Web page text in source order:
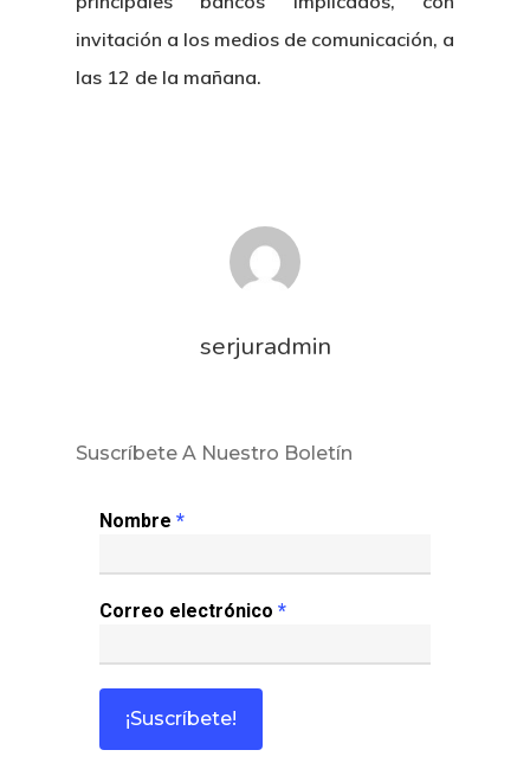
invitación a los medios de comunicación, a
las 12 de la mañana.
serjuradmin
Suscríbete A Nuestro Boletín
Nombre *
Correo electrónico *